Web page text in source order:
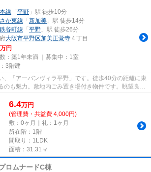
線 「平野 」駅 徒歩10分
か東線 「新加美 」駅 徒歩14分
谷町線 「平野 」駅 徒歩26分
大阪市平野区加美正覚寺 ４丁目
万円
：築1年未満 ｜募集中： 1室
3階建
、「アーバンヴィラ平野」です。徒歩40分の距離に東
のも魅力。敷地内ごみ置き場付き物件です。眺望良好
エ...
6.4万円
(管理費・共益費 4,000円)
敷：0ヶ月｜礼：1ヶ月
所在階：1階
間取り：1LDK
面積：31.31㎡
ロムナードC棟